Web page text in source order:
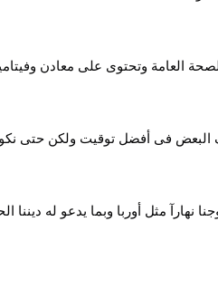
العامة وتحتوى على معادن
فى أفضل توقيت ولكن حتى
نهارآ مثل أوربا وبما يدعو له ديننا